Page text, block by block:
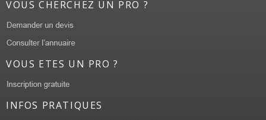
VOUS CHERCHEZ UN PRO ?
VOUS ETES UN PRO ?
INFOS PRATIQUES